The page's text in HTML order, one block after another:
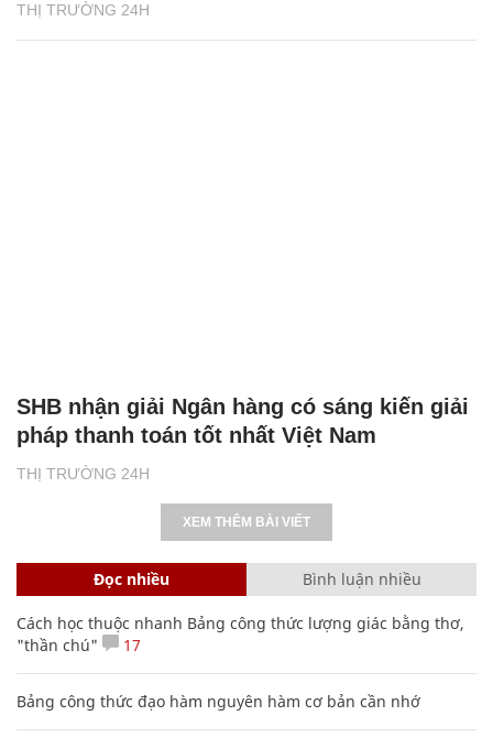
THỊ TRƯỜNG 24H
THỊ TRƯỜNG 24H
SHB nhận giải Ngân hàng có sáng kiến giải
pháp thanh toán tốt nhất Việt Nam
XEM THÊM BÀI VIẾT
Đọc nhiều Bình luận nhiều
Cách học thuộc nhanh Bảng công thức lượng giác bằng thơ,
"thần chú"
17
Bảng công thức đạo hàm nguyên hàm cơ bản cần nhớ